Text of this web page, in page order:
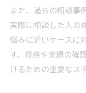
よう
茨城県水戸市
地元でカ
ト
相談内容に
また、過去の相談事
実際に相談した人の
悩みに近いケースに
す。資格や実績の確
けるための重要なス